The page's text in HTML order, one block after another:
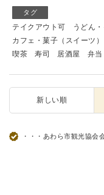
タグ
テイクアウト可 うどん
カフェ・菓子（スイーツ）
喫茶
寿司 居酒屋 弁当
新しい順
・・・あわら市観光協会